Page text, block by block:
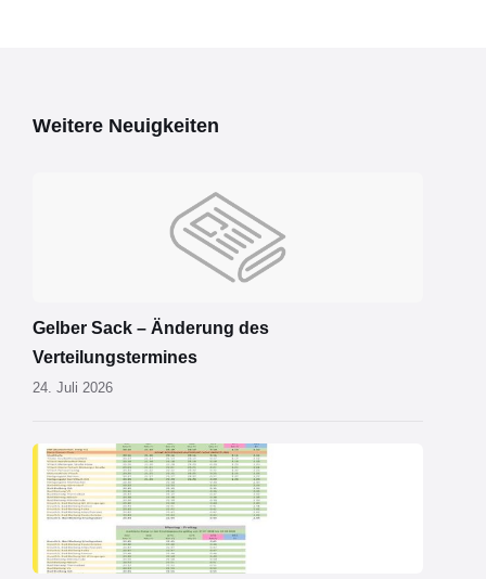
Weitere Neuigkeiten
Gelber Sack – Änderung des
Verteilungstermines
24. Juli 2026
Kirchtagsbus
2026.pdf